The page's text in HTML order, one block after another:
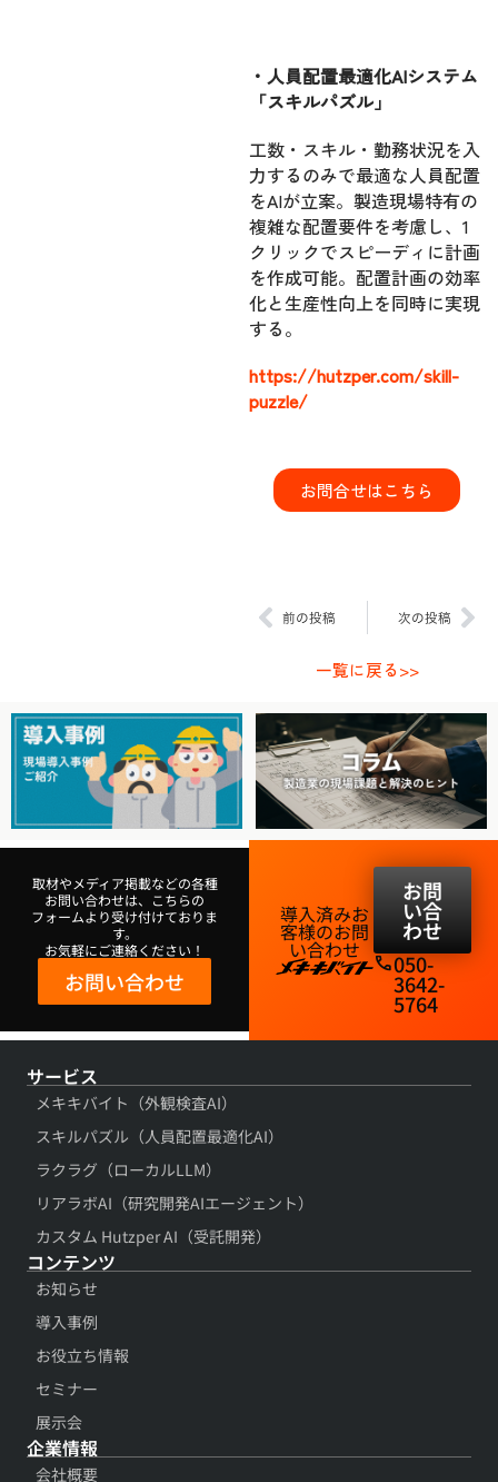
・人員配置最適化AIシステム
「スキルパズル」
工数・スキル・勤務状況を入
力するのみで最適な人員配置
をAIが立案。製造現場特有の
複雑な配置要件を考慮し、1
クリックでスピーディに計画
を作成可能。配置計画の効率
化と生産性向上を同時に実現
する。
https://hutzper.com/skill-
puzzle/
お問合せはこちら
Prev
前の投稿 次の投稿
一覧に戻る>>
取材やメディア掲載などの各種
お問い合わせは、こちらの
フォームより受け付けておりま
す。
お気軽にご連絡ください！
お問い合わせ
導入済みお
客様のお問
い合わせ​
お問
い合
わせ
phone050-
3642-
5764​
サービス
メキキバイト（外観検査AI）
スキルパズル（人員配置最適化AI）
ラクラグ（ローカルLLM）
リアラボAI（研究開発AIエージェント）
カスタム Hutzper AI（受託開発）
コンテンツ​
お知らせ
導入事例​
お役立ち情報​
セミナー
展示会​
企業情報
会社概要​